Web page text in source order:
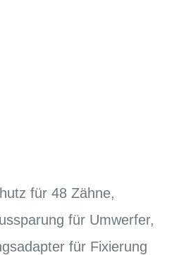
für 48 Zähne,
für Umwerfer,
für Fixierung